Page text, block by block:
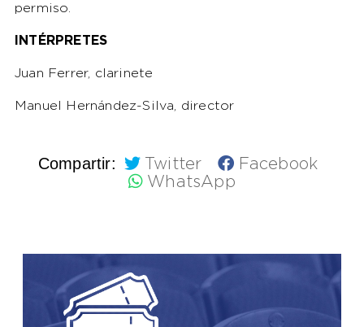
permiso.
INTÉRPRETES
Juan Ferrer, clarinete
Manuel Hernández-Silva, director
Compartir: Twitter
Facebook
WhatsApp